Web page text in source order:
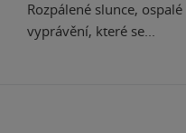
Rozpálené slunce,
vyprávění, které se...